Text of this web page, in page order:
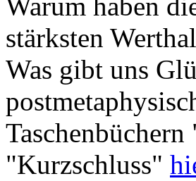
Warum haben
stärksten
Was gibt uns
"Kurzschluss"